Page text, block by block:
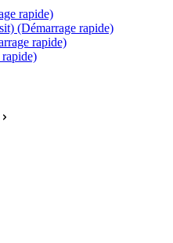
rapide)
(Démarrage rapide)
rapide)